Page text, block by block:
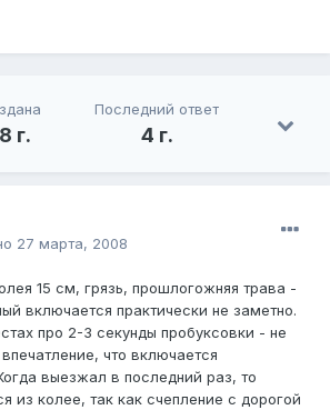
г.
Последний ответ
4 г.
27 марта, 2008
15 см, грязь, прошлогожняя трава -
включается практически не заметно.
про 2-3 секунды пробуксовки - не
что включается
выезжал в последний раз, то
из колее, так как счепление с дорогой